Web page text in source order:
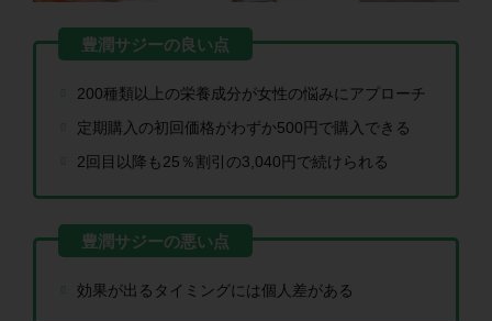
200種類以上の栄養成分が女性の悩みにアプローチ
定期購入の初回価格がわずか500円で購入できる
2回目以降も25％割引の3,040円で続けられる
効果が出るタイミングには個人差がある